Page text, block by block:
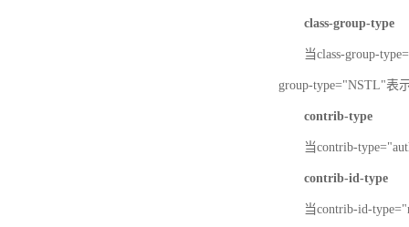
class-group-type
当class-group-
group-type="NSTL"表
contrib-type
当contrib-
contrib-id-type
当contrib-id-